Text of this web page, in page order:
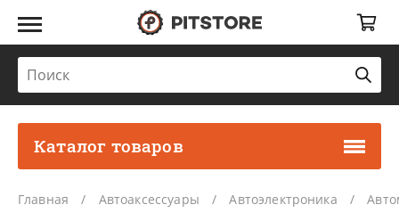
Каталог товаров
Главная Автоаксессуары Автоэлектроника